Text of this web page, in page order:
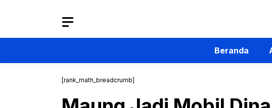
Beranda
[rank_math_breadcrumb]